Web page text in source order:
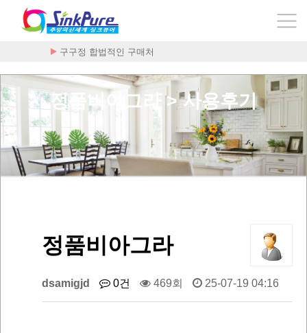
구구정 합법적인 구매처
정품비아그라 > 사용후기
정품비아그라
dsamigjd 0건 469회 25-07-19 04:16